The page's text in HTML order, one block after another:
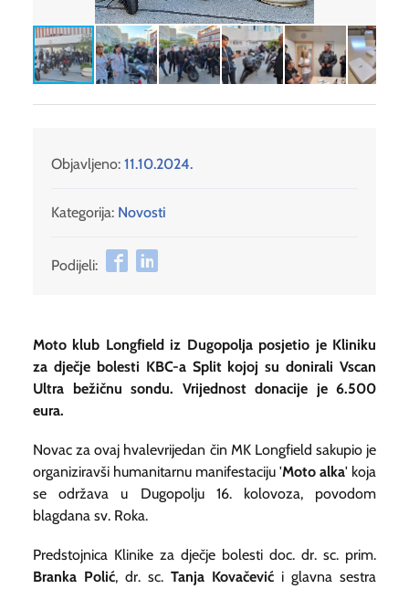
Objavljeno: 11.10.2024.
Kategorija: Novosti
Podijeli:
Moto klub Longfield iz Dugopolja posjetio je Kliniku
za dječje bolesti KBC-a Split kojoj su donirali Vscan
Ultra bežičnu sondu. Vrijednost donacije je 6.500
eura.
Novac za ovaj hvalevrijedan čin MK Longfield sakupio je
organiziravši humanitarnu manifestaciju 'Moto alka' koja
se održava u Dugopolju 16. kolovoza, povodom
blagdana sv. Roka.
Predstojnica Klinike za dječje bolesti doc. dr. sc. prim.
Branka Polić, dr. sc. Tanja Kovačević i glavna sestra